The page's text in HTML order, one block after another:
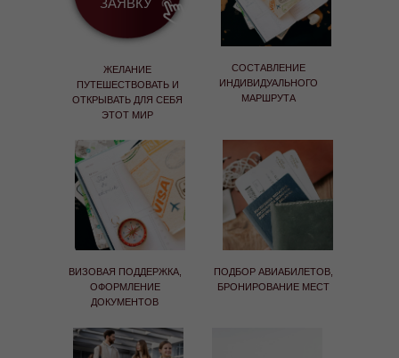
ЗАЯВКУ
ЖЕЛАНИЕ
ПУТЕШЕСТВОВАТЬ И
ОТКРЫВАТЬ ДЛЯ СЕБЯ
ЭТОТ МИР
СОСТАВЛЕНИЕ
ИНДИВИДУАЛЬНОГО
МАРШРУТА
ВИЗОВАЯ ПОДДЕРЖКА,
ОФОРМЛЕНИЕ
ДОКУМЕНТОВ
ПОДБОР АВИАБИЛЕТОВ,
БРОНИРОВАНИЕ МЕСТ